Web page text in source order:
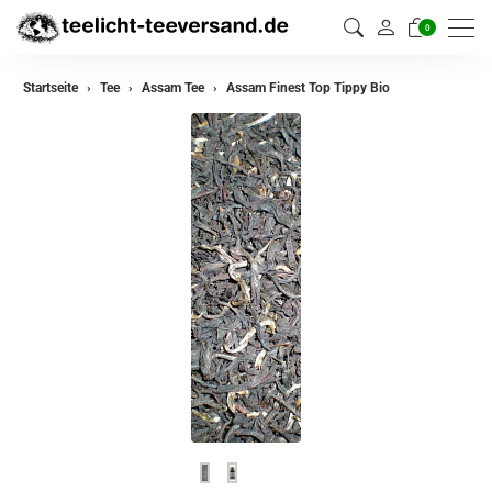
0
zurück
Startseite Tee Assam Tee Assam Finest Top Tippy Bio